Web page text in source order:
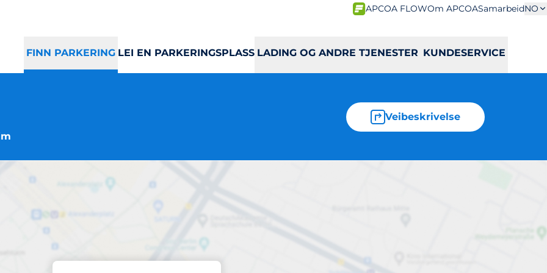
APCOA FLOWOm APCOASamarbeidNO
FINN PARKERING LEI EN PARKERINGSPLASS LADING OG ANDRE TJENESTER KUNDESERVICE
Veibeskrivelse
Brattøra